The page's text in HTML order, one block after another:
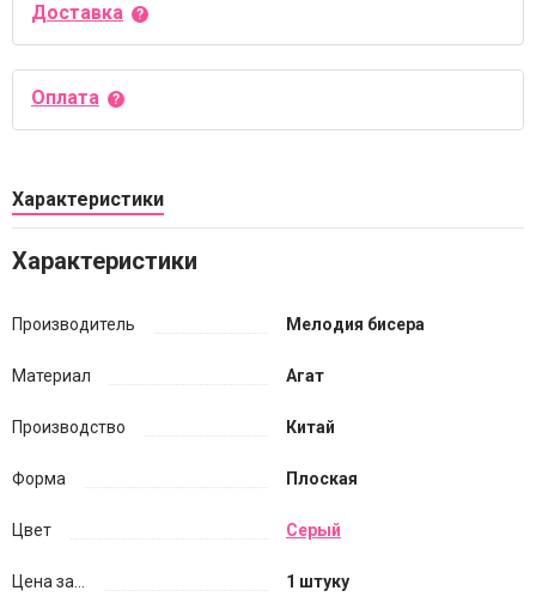
Доставка
Оплата
Характеристики
Характеристики
Производитель Мелодия бисера
Материал Агат
Производство Китай
Форма Плоская
Цвет Серый
Цена за... 1 штуку